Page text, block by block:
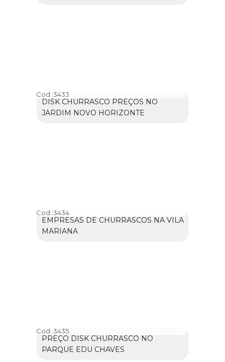
Cod.:3433
DISK CHURRASCO PREÇOS NO
JARDIM NOVO HORIZONTE
Cod.:3434
EMPRESAS DE CHURRASCOS NA VILA
MARIANA
Cod.:3435
PREÇO DISK CHURRASCO NO
PARQUE EDU CHAVES